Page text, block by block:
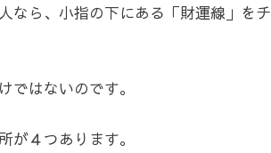
なら、小指の下にある「財運線」をチ
はないのです。
４つあります。